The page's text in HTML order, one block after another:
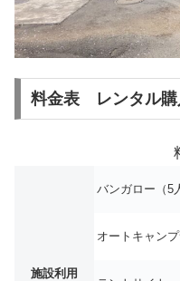
料金表 レンタル購
施設利用
バンガロー（5
オートキャンプ